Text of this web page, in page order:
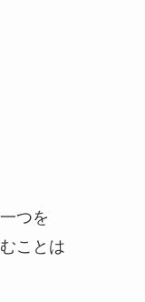
つを
ことは